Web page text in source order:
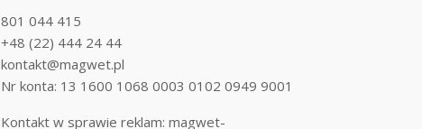
801 044 415
+48 (22) 444 24 44
kontakt@magwet.pl
Nr konta: 13 1600 1068 0003 0102 0949 9001
Kontakt w sprawie reklam: magwet-